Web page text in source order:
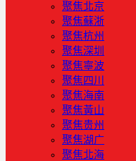
聚焦北京
聚焦蘇浙
聚焦杭州
聚焦深圳
聚焦寧波
聚焦四川
聚焦海南
聚焦黃山
聚焦贵州
聚焦湖广
聚焦北海